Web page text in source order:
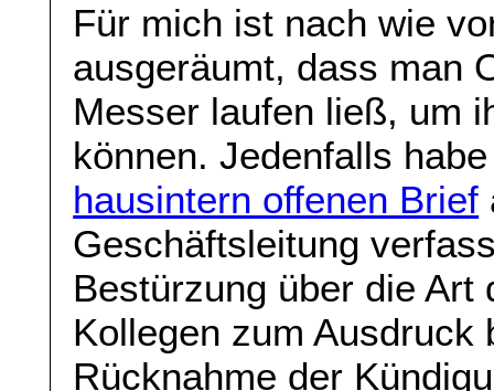
Für mich ist nach wie
ausgeräumt, dass man
Messer laufen ließ, um
können. Jedenfalls
hausintern offenen Brief
Geschäftsleitung
Bestürzung über die Art
Kollegen zum Ausdruck
Rücknahme der